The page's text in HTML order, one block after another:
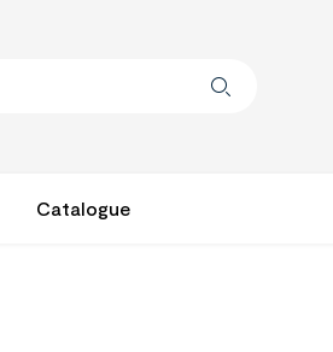
Catalogue